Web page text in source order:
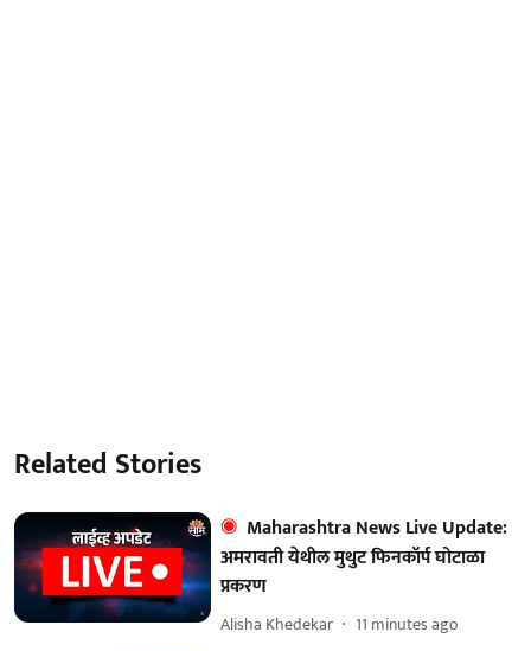
Related Stories
Maharashtra News Live Update:
अमरावती येथील मुथुट फिनकॉर्प घोटाळा
प्रकरण
Alisha Khedekar 11 minutes ago